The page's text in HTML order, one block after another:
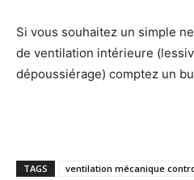
Si vous souhaitez un simple
de ventilation intérieure
dépoussiérage) comptez un
TAGS ventilation mécanique